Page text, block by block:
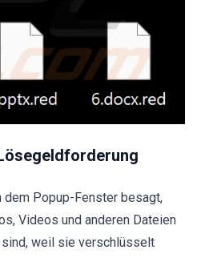
Popup-Fenster besagt,
Videos und anderen Dateien
weil sie verschlüsselt